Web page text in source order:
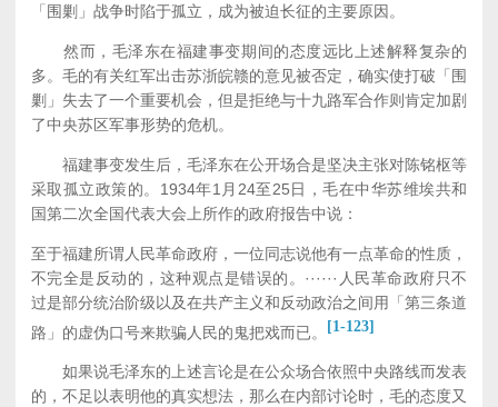
「围剿」战争时陷于孤立，成为被迫长征的主要原因。
然而，毛泽东在福建事变期间的态度远比上述解释复杂的
多。毛的有关红军出击苏浙皖赣的意见被否定，确实使打破「围
剿」失去了一个重要机会，但是拒绝与十九路军合作则肯定加剧
了中央苏区军事形势的危机。
福建事变发生后，毛泽东在公开场合是坚决主张对陈铭枢等
采取孤立政策的。1934年1月24至25日，毛在中华苏维埃共和
国第二次全国代表大会上所作的政府报告中说：
至于福建所谓人民革命政府，一位同志说他有一点革命的性质，
不完全是反动的，这种观点是错误的。······人民革命政府只不
过是部分统治阶级以及在共产主义和反动政治之间用「第三条道
路」的虚伪口号来欺骗人民的鬼把戏而已。 [1-123]
如果说毛泽东的上述言论是在公众场合依照中央路线而发表
的，不足以表明他的真实想法，那么在内部讨论时，毛的态度又